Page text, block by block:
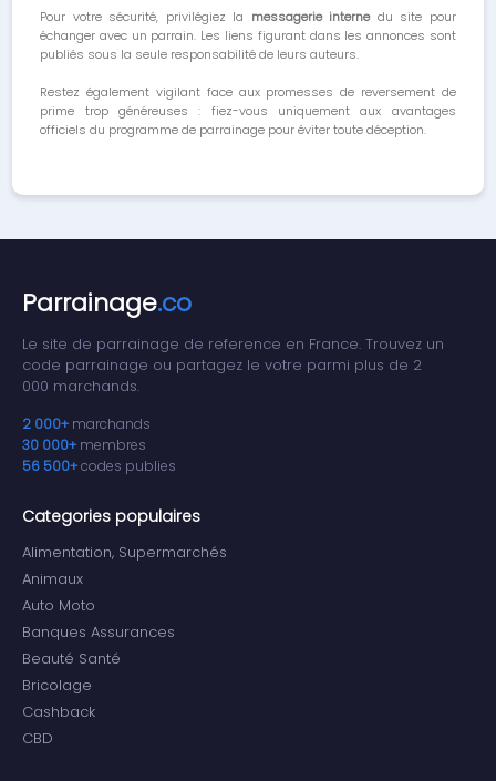
Pour votre sécurité, privilégiez la messagerie internedu site pour
échanger avec un parrain. Les liens figurant dans les annonces sont
publiés sous la seule responsabilité de leurs auteurs.
Restez également vigilant face aux promesses de reversement de
prime trop généreuses : fiez-vous uniquement aux avantages
officiels du programme de parrainage pour éviter toute déception.
Parrainage.co
Le site de parrainage de reference en France. Trouvez un
code parrainage ou partagez le votre parmi plus de 2
000 marchands.
2 000+ marchands
30 000+ membres
56 500+codes publies
Categories populaires
Alimentation, Supermarchés
Animaux
Auto Moto
Banques Assurances
Beauté Santé
Bricolage
Cashback
CBD